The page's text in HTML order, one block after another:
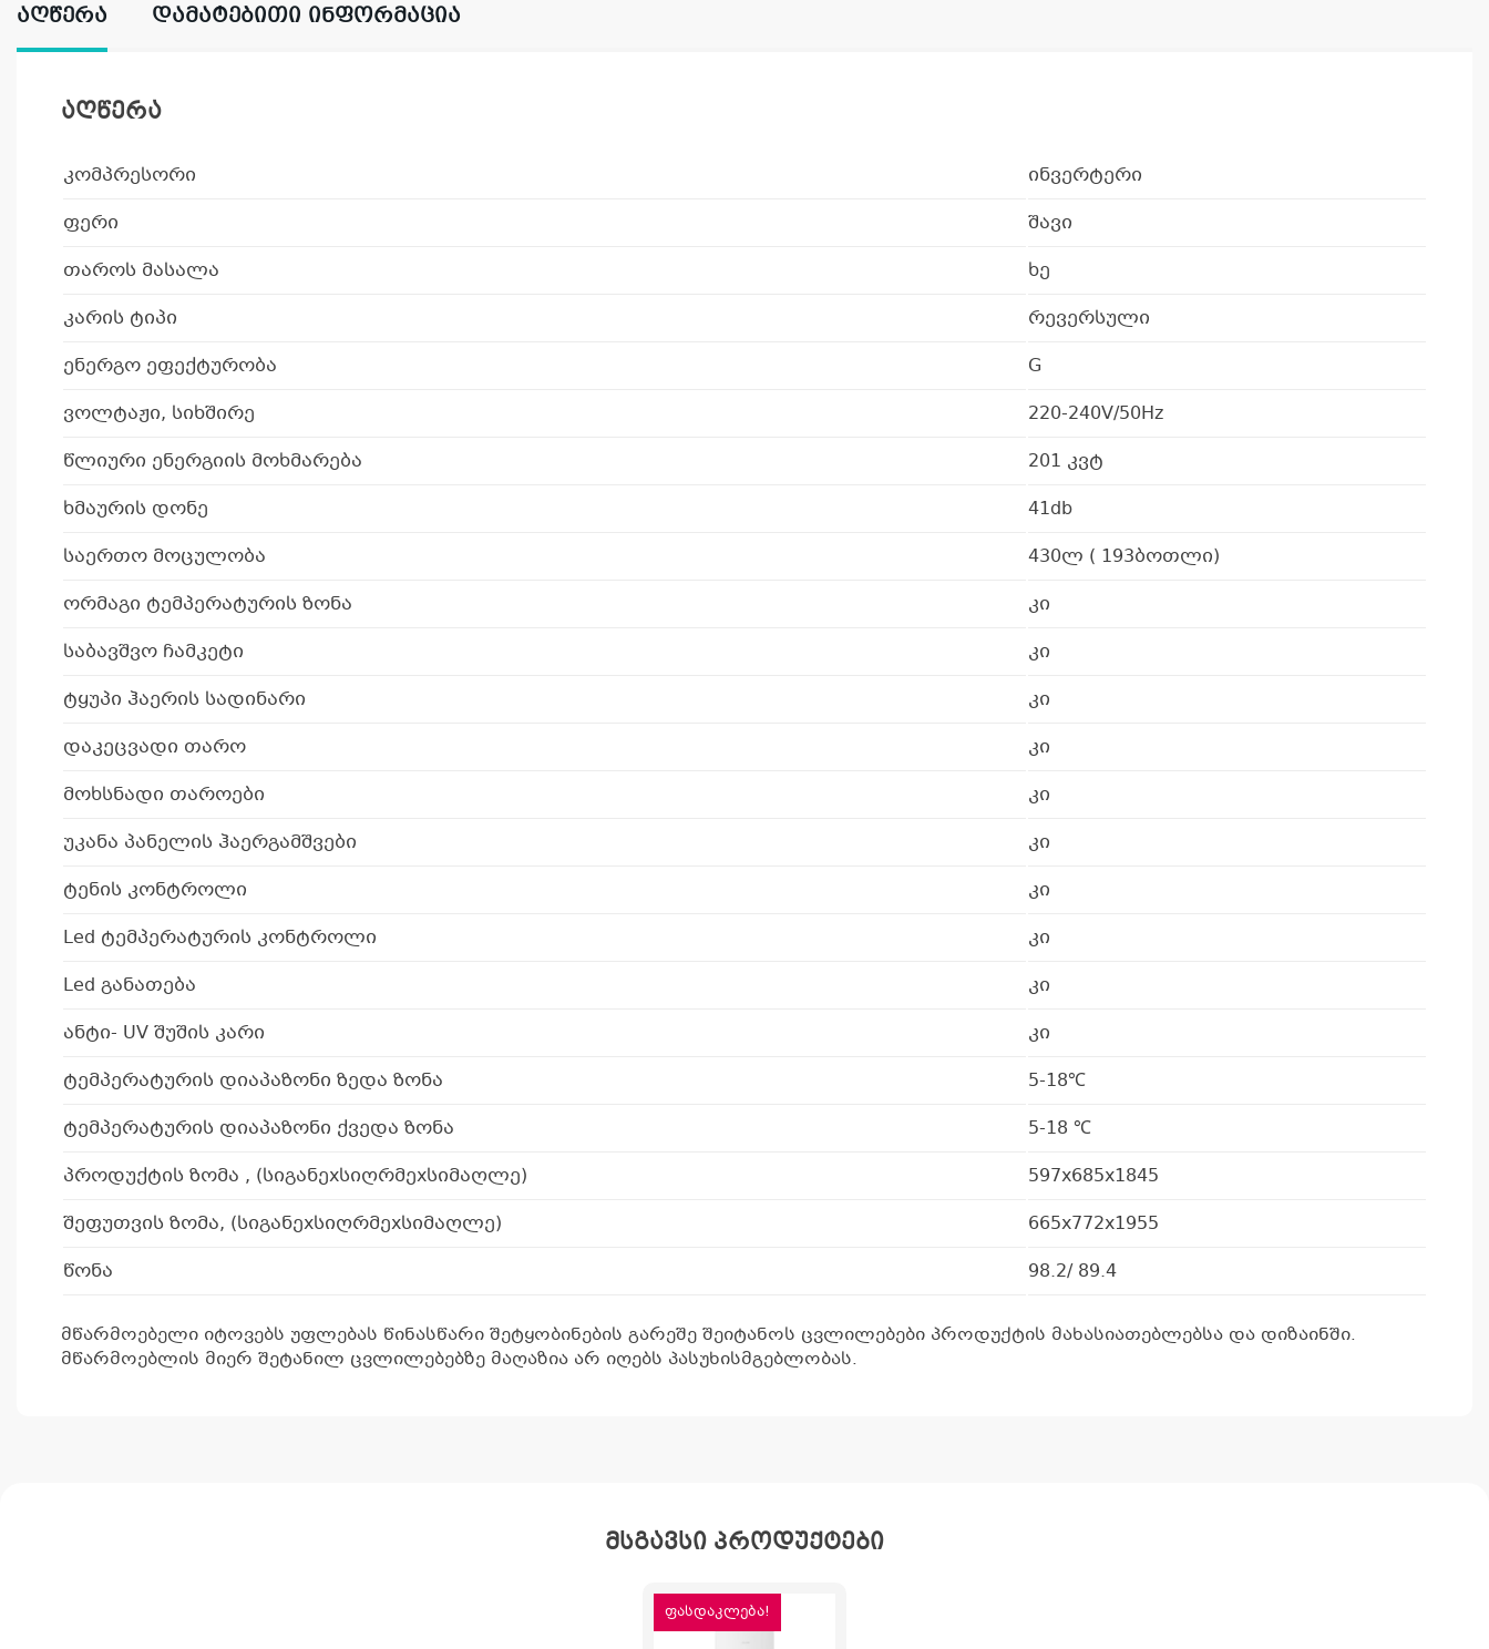
ᲐᲦᲬᲔᲠᲐ ᲓᲐᲛᲐᲢᲔᲑᲘᲗᲘ ᲘᲜᲤᲝᲠᲛᲐᲪᲘᲐ
აღწერა
კომპრესორი
ინვერტერი
ფერი
შავი
თაროს მასალა
ხე
კარის ტიპი
რევერსული
ენერგო ეფექტურობა
G
ვოლტაჟი, სიხშირე
220-240V/50Hz
წლიური ენერგიის მოხმარება
201 კვტ
ხმაურის დონე
41db
საერთო მოცულობა
430ლ ( 193ბოთლი)
ორმაგი ტემპერატურის ზონა
კი
საბავშვო ჩამკეტი
კი
ტყუპი ჰაერის სადინარი
კი
დაკეცვადი თარო
კი
მოხსნადი თაროები
კი
უკანა პანელის ჰაერგამშვები
კი
ტენის კონტროლი
კი
Led ტემპერატურის კონტროლი
კი
Led განათება
კი
ანტი- UV შუშის კარი
კი
ტემპერატურის დიაპაზონი ზედა ზონა
5-18℃
ტემპერატურის დიაპაზონი ქვედა ზონა
5-18 ℃
პროდუქტის ზომა , (სიგანეxსიღრმეxსიმაღლე)
597x685x1845
შეფუთვის ზომა, (სიგანეxსიღრმეxსიმაღლე)
665x772x1955
წონა
98.2/ 89.4
მწარმოებელი იტოვებს უფლებას წინასწარი შეტყობინების გარეშე შეიტანოს ცვლილებები პროდუქტის მახასიათებლებსა და დიზაინში.
მწარმოებლის მიერ შეტანილ ცვლილებებზე მაღაზია არ იღებს პასუხისმგებლობას.
მსგავსი პროდუქტები
ფასდაკლება!